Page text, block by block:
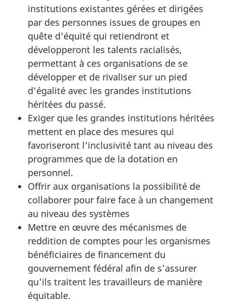
institutions existantes gérées et dirigées
par des personnes issues de groupes en
quête d'équité qui retiendront et
développeront les talents racialisés,
permettant à ces organisations de se
développer et de rivaliser sur un pied
d'égalité avec les grandes institutions
héritées du passé.
Exiger que les grandes institutions héritées
mettent en place des mesures qui
favoriseront l'inclusivité tant au niveau des
programmes que de la dotation en
personnel.
Offrir aux organisations la possibilité de
collaborer pour faire face à un changement
au niveau des systèmes
Mettre en œuvre des mécanismes de
reddition de comptes pour les organismes
bénéficiaires de financement du
gouvernement fédéral afin de s'assurer
qu'ils traitent les travailleurs de manière
équitable.